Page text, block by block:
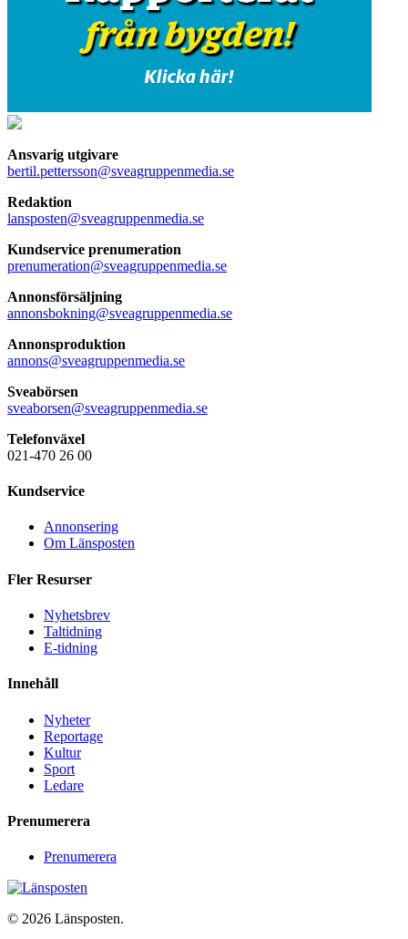
Ansvarig utgivare
bertil.pettersson@sveagruppenmedia.se
Redaktion
lansposten@sveagruppenmedia.se
Kundservice prenumeration
prenumeration@sveagruppenmedia.se
Annonsförsäljning
annonsbokning@sveagruppenmedia.se
Annonsproduktion
annons@sveagruppenmedia.se
Sveabörsen
sveaborsen@sveagruppenmedia.se
Telefonväxel
021-470 26 00
Kundservice
Annonsering
Om Länsposten
Fler Resurser
Nyhetsbrev
Taltidning
E-tidning
Innehåll
Nyheter
Reportage
Kultur
Sport
Ledare
Prenumerera
Prenumerera
© 2026 Länsposten.